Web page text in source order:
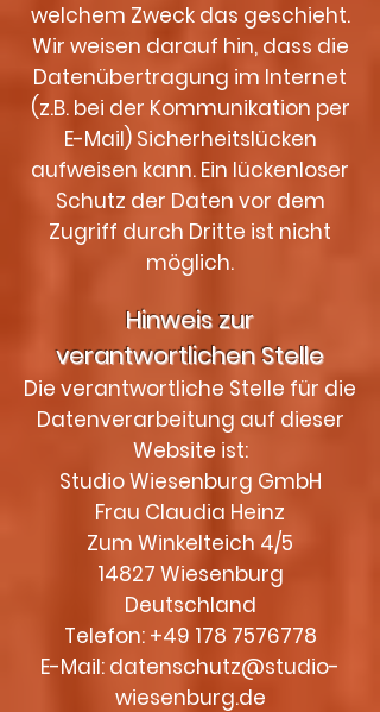
welchem Zweck das geschieht.
Wir weisen darauf hin, dass die
Datenübertragung im Internet
(z.B. bei der Kommunikation per
E-Mail) Sicherheitslücken
aufweisen kann. Ein lückenloser
Schutz der Daten vor dem
Zugriff durch Dritte ist nicht
möglich.
Hinweis zur
verantwortlichen Stelle
Die verantwortliche Stelle für die
Datenverarbeitung auf dieser
Website ist:
Studio Wiesenburg GmbH
Frau Claudia Heinz
Zum Winkelteich 4/5
14827 Wiesenburg
Deutschland
Telefon: +49 178 7576778
E-Mail: datenschutz@studio-
wiesenburg.de